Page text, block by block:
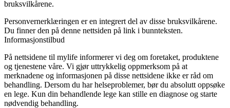
bruksvilkårene.
Personvernerklæringen er en integrert del av disse bruksvilkårene.
Du finner den på denne nettsiden på link i bunnteksten.
Informasjonstilbud
På nettsidene til mylife informerer vi deg om foretaket, produktene
og tjenestene våre. Vi gjør uttrykkelig oppmerksom på at
merknadene og informasjonen på disse nettsidene ikke er råd om
behandling. Dersom du har helseproblemer, bør du absolutt oppsøke
en lege. Kun din behandlende lege kan stille en diagnose og starte
nødvendig behandling.